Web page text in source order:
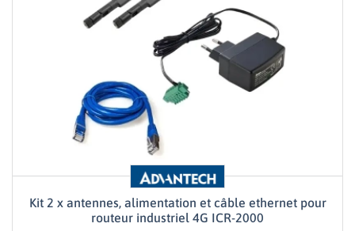
Kit 2 x antennes, alimentation et câble ethernet pour
routeur industriel 4G ICR-2000